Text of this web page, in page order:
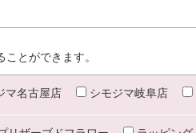
とができます。
マ名古屋店 シモジマ岐阜店